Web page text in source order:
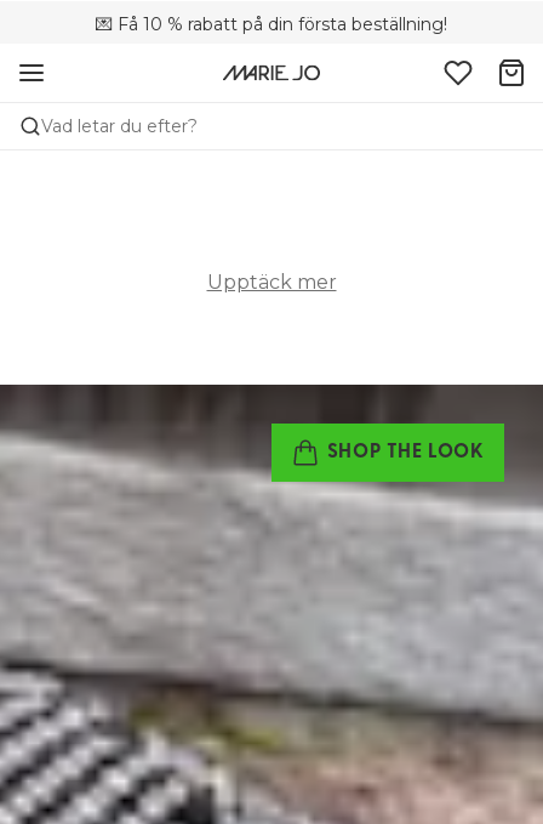
💌 Få 10 % rabatt på din första beställning!
🚚 Fri leverans vid köp över 699 SEK
📦 Kostnadsfria returer
Vad letar du efter?
Upptäck mer
SHOP THE LOOK